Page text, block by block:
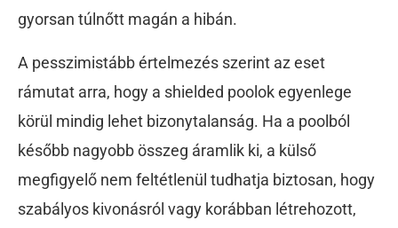
gyorsan túlnőtt magán a hibán.
A pesszimistább értelmezés szerint az eset
rámutat arra, hogy a shielded poolok egyenlege
körül mindig lehet bizonytalanság. Ha a poolból
később nagyobb összeg áramlik ki, a külső
megfigyelő nem feltétlenül tudhatja biztosan, hogy
szabályos kivonásról vagy korábban létrehozott,